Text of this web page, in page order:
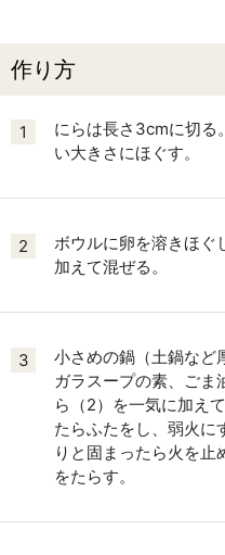
作り方
1
にらは長さ3cmに切る
い大きさにほぐす。
2
ボウルに卵を溶きほぐ
加えて混ぜる。
3
小さめの鍋（土鍋など
ガラスープの素、ごま
ら（2）を一気に加え
たらふたをし、弱火に
りと固まったら火を止
をたらす。